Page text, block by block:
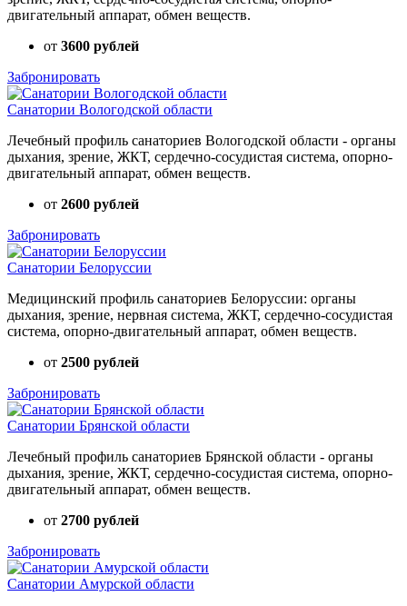
двигательный аппарат, обмен веществ.
от 3600 рублей
Забронировать
Санатории Вологодской области
Лечебный профиль санаториев Вологодской области - органы
дыхания, зрение, ЖКТ, сердечно-сосудистая система, опорно-
двигательный аппарат, обмен веществ.
от 2600 рублей
Забронировать
Санатории Белоруссии
Медицинский профиль санаториев Белоруссии: органы
дыхания, зрение, нервная система, ЖКТ, сердечно-сосудистая
система, опорно-двигательный аппарат, обмен веществ.
от 2500 рублей
Забронировать
Санатории Брянской области
Лечебный профиль санаториев Брянской области - органы
дыхания, зрение, ЖКТ, сердечно-сосудистая система, опорно-
двигательный аппарат, обмен веществ.
от 2700 рублей
Забронировать
Санатории Амурской области